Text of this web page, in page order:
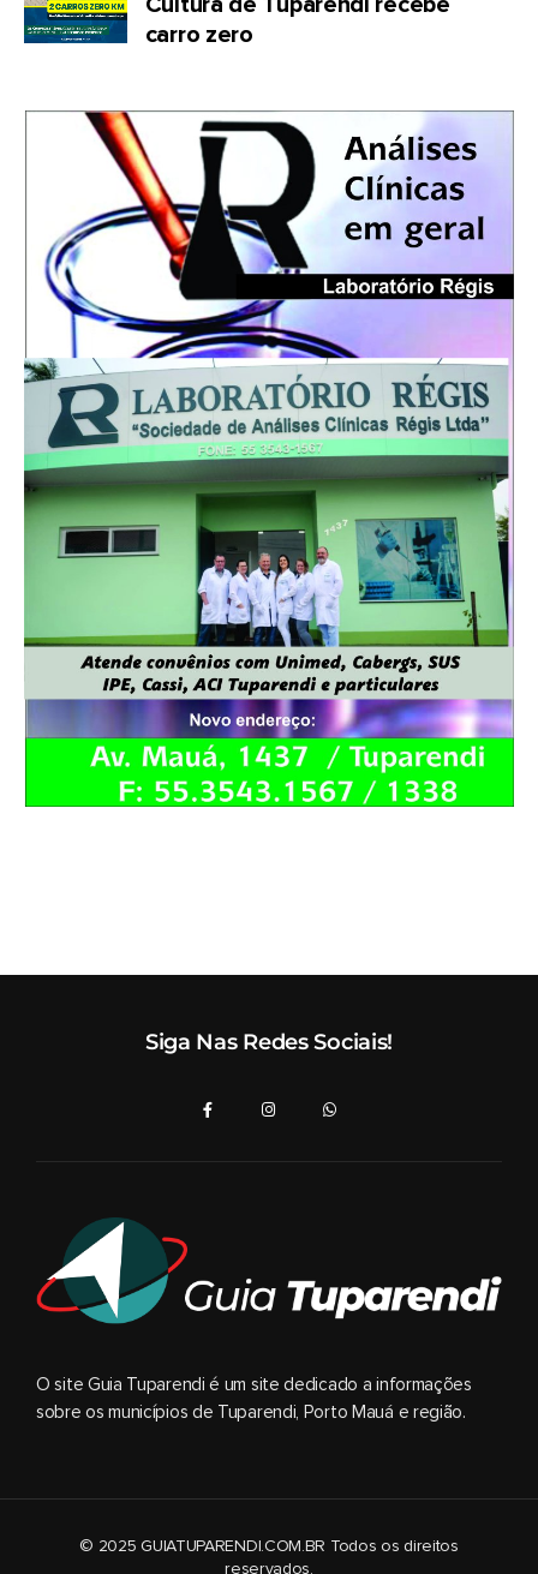
carro zero
Siga Nas Redes Sociais!
O site Guia Tuparendi é um site dedicado a informações
sobre os municípios de Tuparendi, Porto Mauá e região.
© 2025 GUIATUPARENDI.COM.BR Todos os direitos
reservados.